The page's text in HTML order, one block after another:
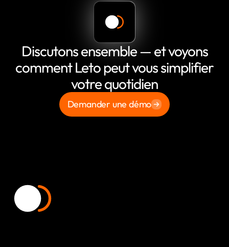
Discutons ensemble — et voyons
comment Leto peut vous simplifier
votre quotidien
Demander une démo